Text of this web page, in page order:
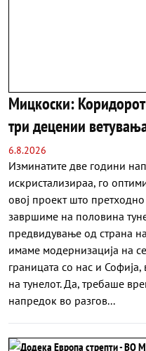
Мицкоски:
три децении
6.8.2026
Изминатите две години
искристализираа, го
овој проект што
завршиме на половина
предвидување од страна
имаме модернизација на
границата со нас и
на тунелот. Да, требаше
напредок во разгов...